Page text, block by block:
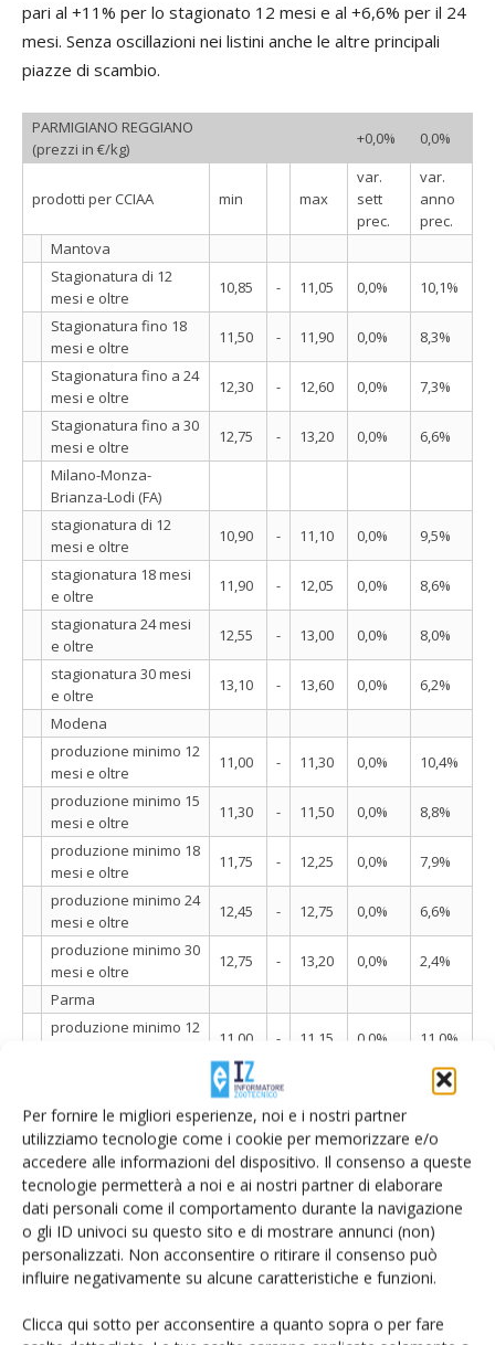
Per fornire le migliori esperienze, noi e i nostri partner
utilizziamo tecnologie come i cookie per memorizzare e/o
accedere alle informazioni del dispositivo. Il consenso a queste
tecnologie permetterà a noi e ai nostri partner di elaborare
dati personali come il comportamento durante la navigazione
o gli ID univoci su questo sito e di mostrare annunci (non)
personalizzati. Non acconsentire o ritirare il consenso può
influire negativamente su alcune caratteristiche e funzioni.
Clicca qui sotto per acconsentire a quanto sopra o per fare
pari al +11% per lo stagionato 12 mesi e al +6,6% per il 24
mesi. Senza oscillazioni nei listini anche le altre principali
piazze di scambio.
PARMIGIANO REGGIANO
(prezzi in €/kg)
+0,0% 0,0%
prodotti per CCIAA min max
var.
sett
prec.
var.
anno
prec.
Mantova
Stagionatura di 12
mesi e oltre
10,85 - 11,05 0,0%
10,1%
Stagionatura fino 18
mesi e oltre
11,50 - 11,90 0,0%
8,3%
Stagionatura fino a 24
mesi e oltre
12,30 - 12,60 0,0%
7,3%
Stagionatura fino a 30
mesi e oltre
12,75 - 13,20 0,0%
6,6%
Milano-Monza-
Brianza-Lodi (FA)
stagionatura di 12
mesi e oltre
10,90 - 11,10 0,0%
9,5%
stagionatura 18 mesi
e oltre
11,90 - 12,05 0,0%
8,6%
stagionatura 24 mesi
e oltre
12,55 - 13,00 0,0%
8,0%
stagionatura 30 mesi
e oltre
13,10 - 13,60 0,0%
6,2%
Modena
produzione minimo 12
mesi e oltre
11,00 - 11,30 0,0%
10,4%
produzione minimo 15
mesi e oltre
11,30 - 11,50 0,0%
8,8%
produzione minimo 18
mesi e oltre
11,75 - 12,25 0,0%
7,9%
produzione minimo 24
mesi e oltre
12,45 - 12,75 0,0%
6,6%
produzione minimo 30
mesi e oltre
12,75 - 13,20 0,0%
2,4%
Parma
produzione minimo 12
11,00 - 11,15 0,0%
11,0%
11,30 -
9,9%
produzione minimo 18
mesi e oltre
11,80 - 12,15 0,0%
8,1%
produzione minimo 24
mesi e oltre
12,45 - 12,60 0,0%
6,6%
produzione minimo 30
mesi e oltre
12,80 - 13,05 0,0%
2,6%
Reggio-Emilia
mesi e oltre
11,15 11,25
9,3%